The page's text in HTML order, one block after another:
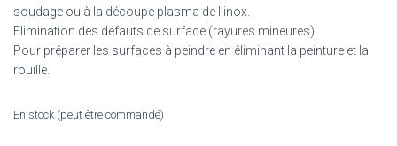
soudage ou à la découpe plasma de l’inox.
Elimination des défauts de surface (rayures mineures).
Pour préparer les surfaces à peindre en éliminant la peinture et la
rouille.
En stock (peut être commandé)